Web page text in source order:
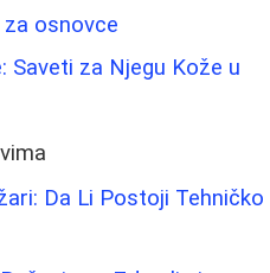
osnovce
Saveti za Njegu Kože u
Da Li Postoji Tehničko